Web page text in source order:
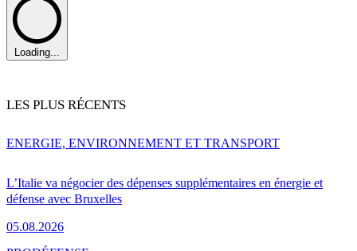
Loading...
LES PLUS RÉCENTS
L’Italie va négocier des dépenses supplémentaires en énergie et
défense avec Bruxelles
05.08.2026
ENERGIE, ENVIRONNEMENT ET TRANSPORT